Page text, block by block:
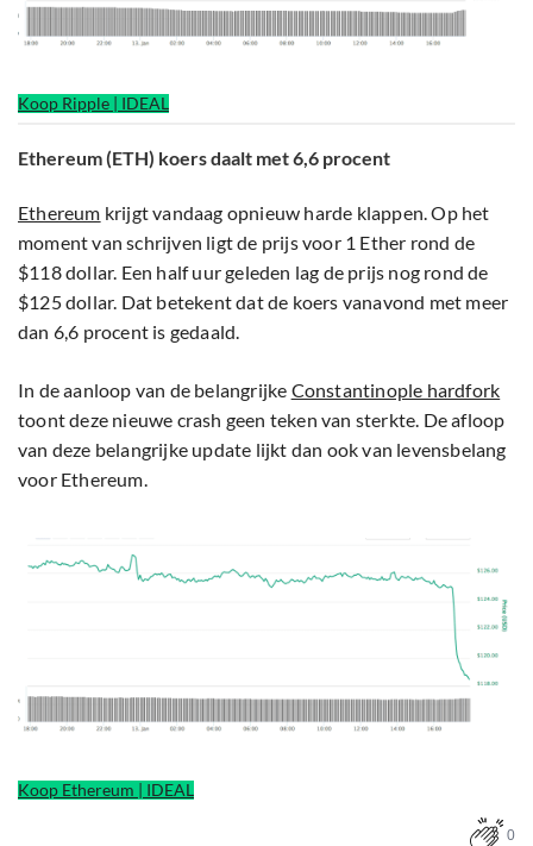
Koop Ripple | IDEAL
Ethereum (ETH) koers daalt met 6,6 procent
Ethereum krijgt vandaag opnieuw harde klappen. Op het
moment van schrijven ligt de prijs voor 1 Ether rond de
$118 dollar. Een half uur geleden lag de prijs nog rond de
$125 dollar. Dat betekent dat de koers vanavond met meer
dan 6,6 procent is gedaald.
In de aanloop van de belangrijke Constantinople hardfork
toont deze nieuwe crash geen teken van sterkte. De afloop
van deze belangrijke update lijkt dan ook van levensbelang
voor Ethereum.
Koop Ethereum | IDEAL
0